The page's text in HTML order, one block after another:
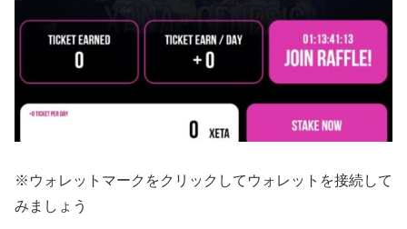
※ウォレットマークをクリックしてウォレットを接続して
みましょう